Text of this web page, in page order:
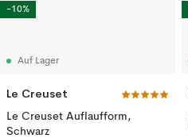
Auf Lager
Le Creuset
Le Creuset Auflaufform,
Schwarz
-10%